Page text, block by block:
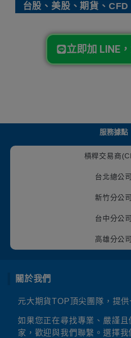
台股、美股、期貨、CFD
立即加 LINE
服務據點
槓桿交易商
台北總公司
新竹分公司
台中分公司
高雄分公司
關於我們
元大期貨TOP頂尖團隊，提
如果您正在尋找專業、嚴謹
家，歡迎與我們聯繫。選擇